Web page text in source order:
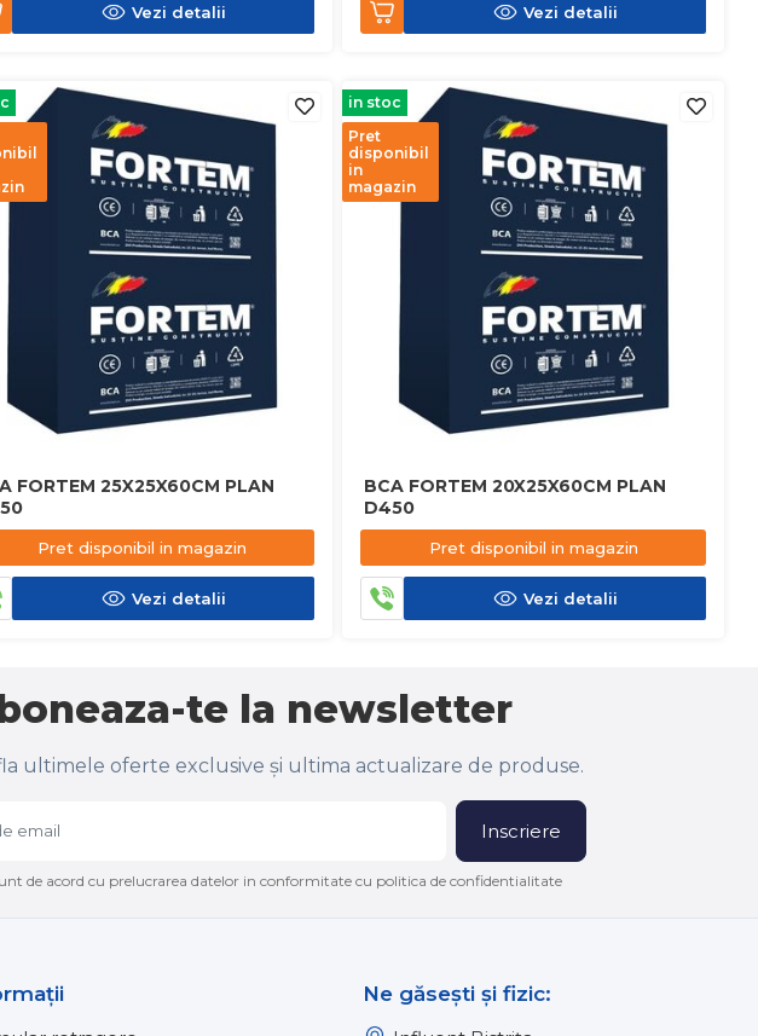
Vezi detalii Vezi detalii
FORTEM 25X25X60CM PLAN
Pret disponibil in magazin
Vezi detalii
in stoc
Pret
disponibil
in
magazin
BCA FORTEM 20X25X60CM PLAN
D450
Pret disponibil in magazin
Vezi detalii
te la newsletter
ultimele oferte exclusive și ultima actualizare de produse.
Inscriere
de acord cu prelucrarea datelor in conformitate cu politica de confidentialitate
Ne găsești și fizic: